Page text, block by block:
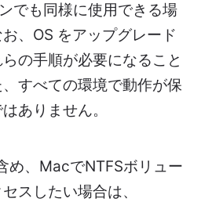
でも同様に使用できる場
、OS をアップグレード
の手順が必要になること
すべての環境で動作が保
ありません。
め、MacでNTFSボリュー
スしたい場合は、